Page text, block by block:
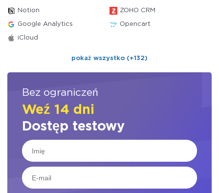
Notion ZOHO CRM
Google Analytics Opencart
iCloud
pokaż wszystko (+132)
Bez ograniczeń
Weź 14 dni
Dostęp testowy